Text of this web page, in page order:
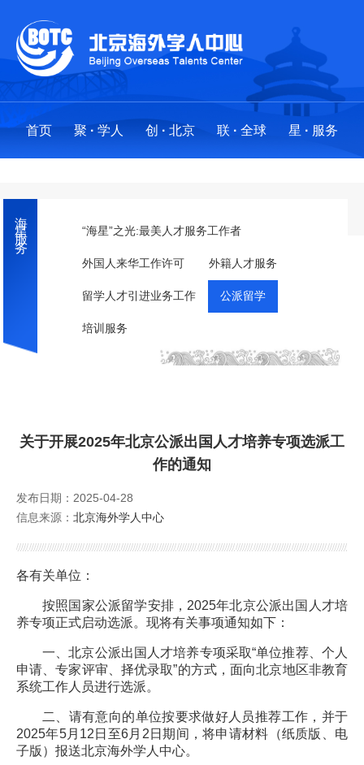
首页 聚 · 学人
求才聚贤
人才项目
创 · 北京
政策法规
创业地图
联 · 全球
全球布局
创新基地
星 · 服务
服务事项
“海星”之光:最美人才服务工作者
Foreign Talents Working in Beijing
海星服务 “海星”之光:最美人才服务工作者
外国人来华工作许可 外籍人才服务
留学人才引进业务工作 公派留学
培训服务
关于开展2025年北京公派出国人才培养专项选派工
作的通知
发布日期：2025-04-28
信息来源： 北京海外学人中心
各有关单位：
按照国家公派留学安排，2025年北京公派出国人才培
养专项正式启动选派。现将有关事项通知如下：
一、北京公派出国人才培养专项采取“单位推荐、个人
申请、专家评审、择优录取”的方式，面向北京地区非教育
系统工作人员进行选派。
二、请有意向的单位按要求做好人员推荐工作，并于
2025年5月12日至6月2日期间，将申请材料（纸质版、电
子版）报送北京海外学人中心。